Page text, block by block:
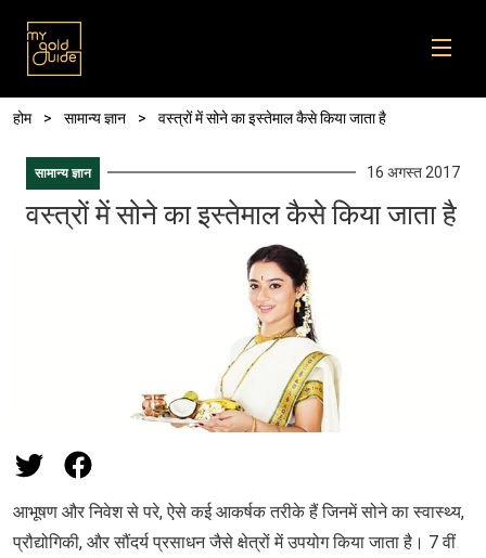
पग चिन्ह
होम सामान्य ज्ञान वस्त्रों में सोने का इस्तेमाल कैसे किया जाता है
सामान्य ज्ञान 16 अगस्त 2017
वस्त्रों में सोने का इस्तेमाल कैसे किया जाता है
आभूषण और निवेश से परे, ऐसे कई आकर्षक तरीके हैं जिनमें सोने का स्वास्थ्य,
प्रौद्योगिकी, और सौंदर्य प्रसाधन जैसे क्षेत्रों में उपयोग किया जाता है। 7 वीं